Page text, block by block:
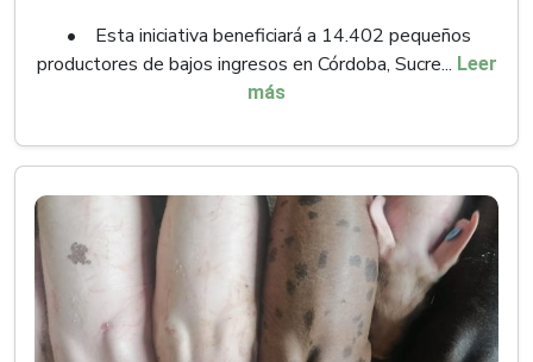
• Esta iniciativa beneficiará a 14.402 pequeños
productores de bajos ingresos en Córdoba, Sucre... Leer
más